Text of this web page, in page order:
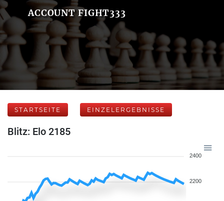
ACCOUNT FIGHT333
STARTSEITE EINZELERGEBNISSE
Blitz: Elo 2185
2400
2200